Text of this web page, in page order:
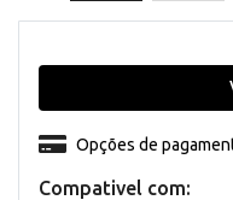
Compativel com:
Opções de